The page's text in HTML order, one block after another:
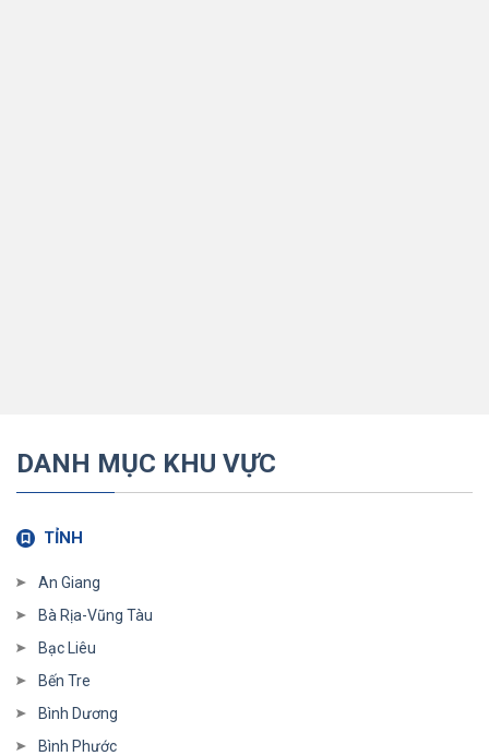
DANH MỤC KHU VỰC
TỈNH
An Giang
Bà Rịa-Vũng Tàu
Bạc Liêu
Bến Tre
Bình Dương
Bình Phước